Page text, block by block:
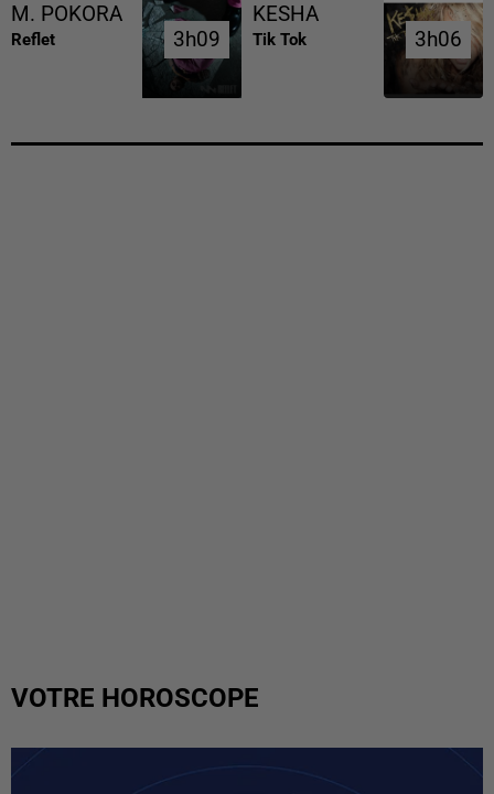
M. POKORA
Reflet 3h09
3h09
KESHA
Tik Tok 3h06
3h06
VOTRE HOROSCOPE